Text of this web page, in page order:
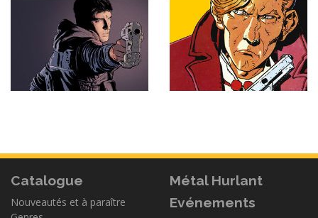
Catalogue
Nouveautés et à paraître
Métal Hurlant
Evénements